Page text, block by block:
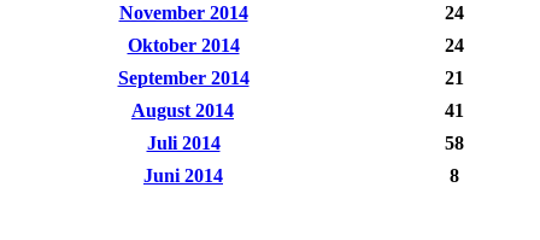
November 2014
24
Oktober 2014
24
September 2014
21
August 2014
41
Juli 2014
58
Juni 2014
8